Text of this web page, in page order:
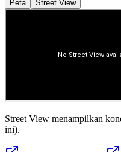
Peta Street View
Street View menampilkan
ini).